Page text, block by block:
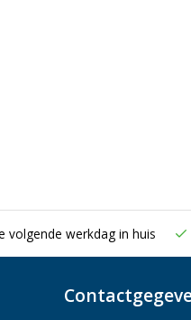
volgende werkdag in huis